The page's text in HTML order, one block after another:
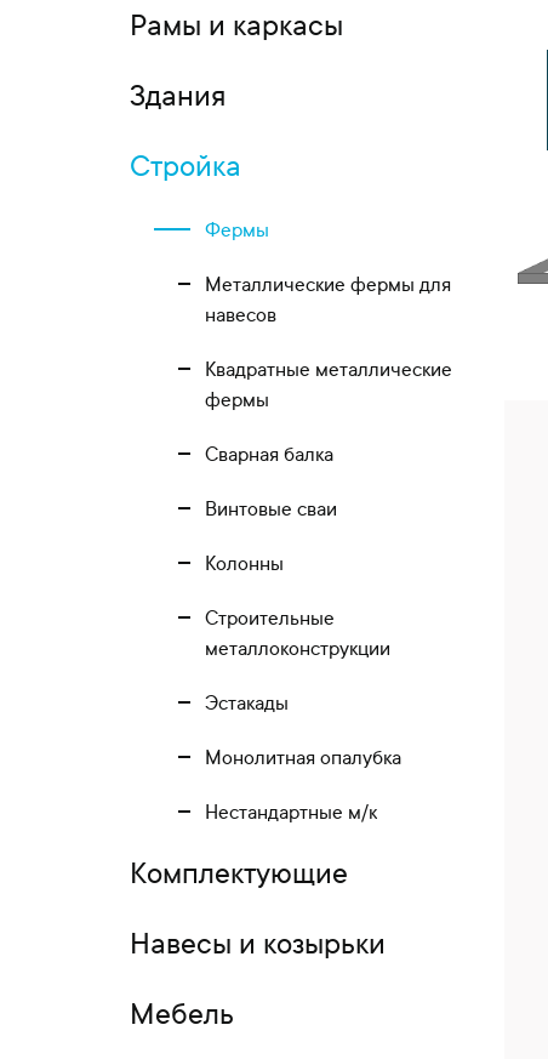
Рамы и каркасы
Здания
Стройка
Фермы
Металлические фермы для
навесов
Квадратные металлические
фермы
Сварная балка
Винтовые сваи
Колонны
Строительные
металлоконструкции
Эстакады
Монолитная опалубка
Нестандартные м/к
Комплектующие
Навесы и козырьки
Мебель